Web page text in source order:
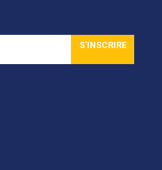
S'INSCRIRE